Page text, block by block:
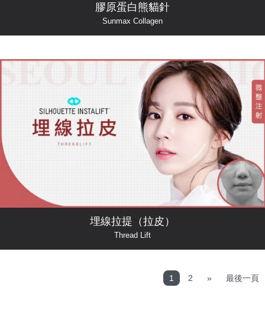
膠原蛋白熊貓針
Sunmax Collagen
埋線拉提（拉皮）
Thread Lift
1 2 » 最後一頁